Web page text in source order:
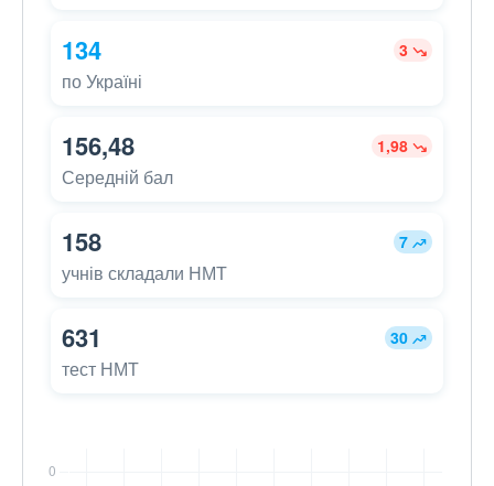
134 3
по Україні
156,48 1,98
Середній бал
158 7
учнів складали НМТ
631 30
тест НМТ